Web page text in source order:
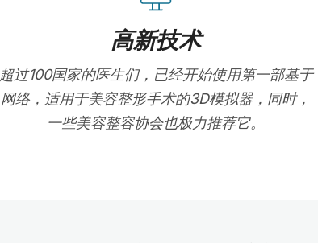
高新技术
超过100国家的医生们，已经开始使用第一部基于
网络，适用于美容整形手术的3D模拟器，同时，
一些美容整容协会也极力推荐它。